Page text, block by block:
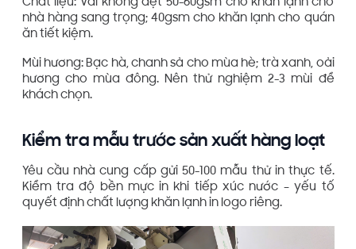
Chất liệu: Vải không dệt 50-60gsm cho khăn lạnh cho
nhà hàng sang trọng; 40gsm cho khăn lạnh cho quán
ăn tiết kiệm.
Mùi hương: Bạc hà, chanh sả cho mùa hè; trà xanh, oải
hương cho mùa đông. Nên thử nghiệm 2-3 mùi để
khách chọn.
Kiểm tra mẫu trước sản xuất hàng loạt
Yêu cầu nhà cung cấp gửi 50-100 mẫu thử in thực tế.
Kiểm tra độ bền mực in khi tiếp xúc nước – yếu tố
quyết định chất lượng khăn lạnh in logo riêng.